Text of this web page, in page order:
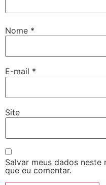
Nome *
E-mail *
Site
Salvar meus dados
que eu comentar.